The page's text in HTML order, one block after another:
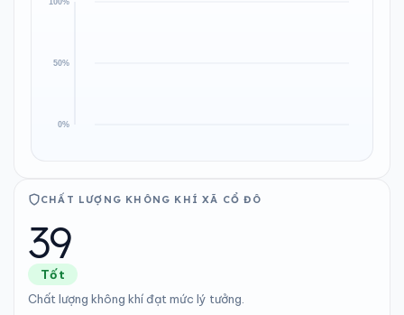
CHẤT LƯỢNG KHÔNG KHÍ XÃ CỔ ĐÔ
39
Tốt
Chất lượng không khí đạt mức lý tưởng.